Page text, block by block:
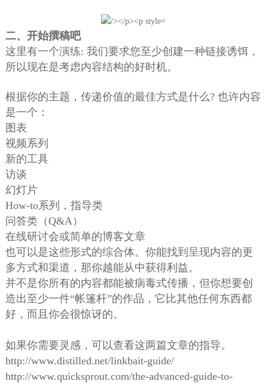
二、开始撰稿吧
这里有一个演练: 我们要求您至少创建一种链接诱饵，
所以现在是考虑内容结构的好时机。
根据你的主题，传递价值的最佳方式是什么? 也许内容
是一个：
图表
视频系列
新的工具
访谈
幻灯片
How-to系列，指导类
问答类（Q&A）
在线研讨会或简单的博客文章
也可以是这些形式的综合体。你能找到呈现内容的更
多方式和渠道，那你越能从中获得利益。
并不是你所有的内容都能被病毒式传播，但你想要创
造出至少一件“帐篷杆”的作品，它比其他任何东西都
好，而且你会很惊讶的。
如果你需要灵感，可以查看这两篇文章的指导。
http://www.distilled.net/linkbait-guide/
http://www.quicksprout.com/the-advanced-guide-to-